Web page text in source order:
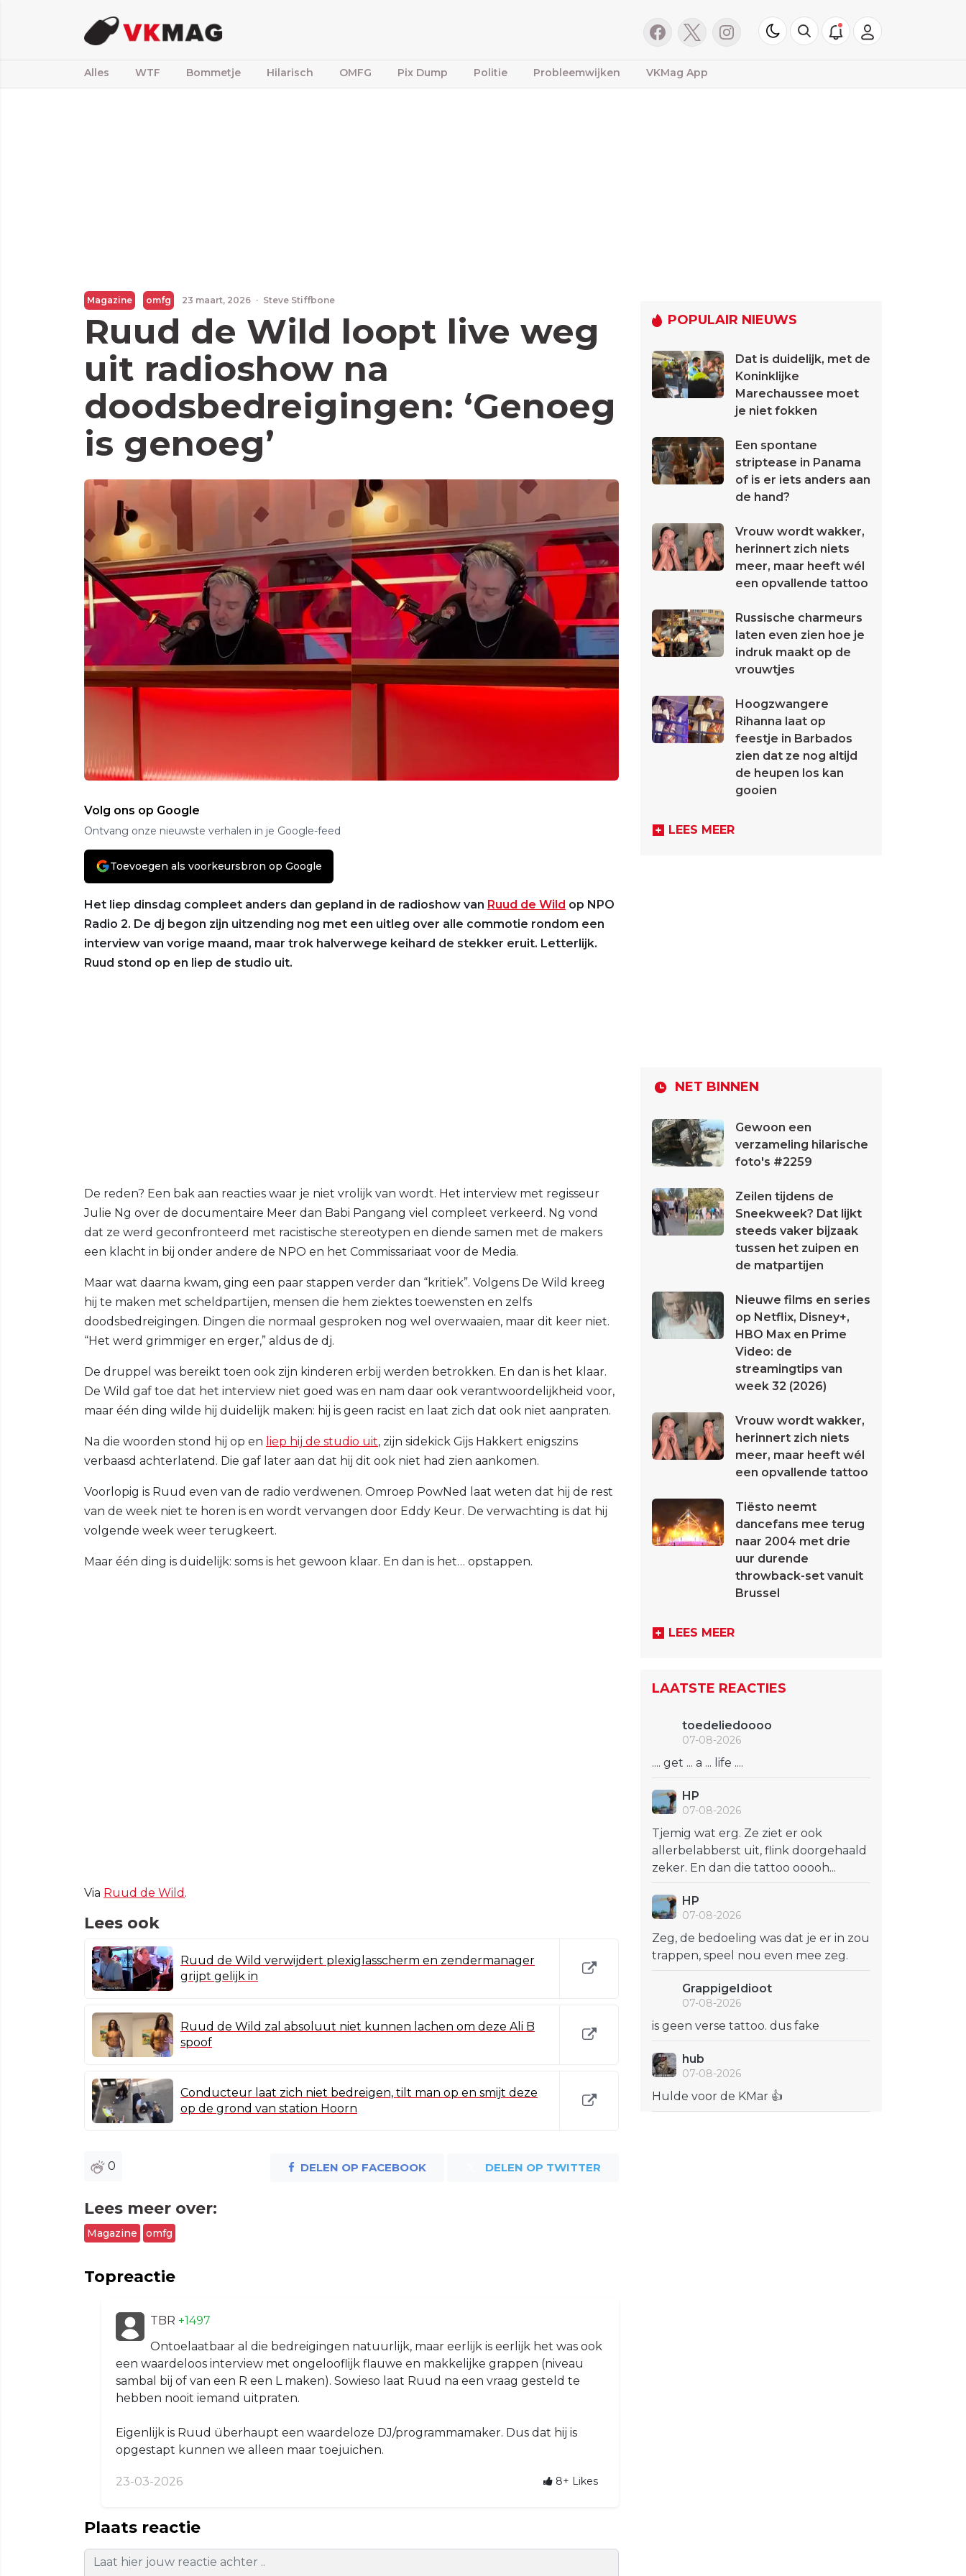
Alles WTF Bommetje Hilarisch OMFG Pix Dump Politie Probleemwijken VKMag App
Magazine omfg 23 maart, 2026 · Steve Stiffbone
Ruud de Wild loopt live weg
uit radioshow na
doodsbedreigingen: ‘Genoeg
is genoeg’
Volg ons op Google
Ontvang onze nieuwste verhalen in je Google-feed
Toevoegen als voorkeursbron op Google
Het liep dinsdag compleet anders dan gepland in de radioshow van Ruud de Wild op NPO
Radio 2. De dj begon zijn uitzending nog met een uitleg over alle commotie rondom een
interview van vorige maand, maar trok halverwege keihard de stekker eruit. Letterlijk.
Ruud stond op en liep de studio uit.
De reden? Een bak aan reacties waar je niet vrolijk van wordt. Het interview met regisseur
Julie Ng over de documentaire Meer dan Babi Pangang viel compleet verkeerd. Ng vond
dat ze werd geconfronteerd met racistische stereotypen en diende samen met de makers
een klacht in bij onder andere de NPO en het Commissariaat voor de Media.
Maar wat daarna kwam, ging een paar stappen verder dan “kritiek”. Volgens De Wild kreeg
hij te maken met scheldpartijen, mensen die hem ziektes toewensten en zelfs
doodsbedreigingen. Dingen die normaal gesproken nog wel overwaaien, maar dit keer niet.
“Het werd grimmiger en erger,” aldus de dj.
De druppel was bereikt toen ook zijn kinderen erbij werden betrokken. En dan is het klaar.
De Wild gaf toe dat het interview niet goed was en nam daar ook verantwoordelijkheid voor,
maar één ding wilde hij duidelijk maken: hij is geen racist en laat zich dat ook niet aanpraten.
Na die woorden stond hij op en liep hij de studio uit, zijn sidekick Gijs Hakkert enigszins
verbaasd achterlatend. Die gaf later aan dat hij dit ook niet had zien aankomen.
Voorlopig is Ruud even van de radio verdwenen. Omroep PowNed laat weten dat hij de rest
van de week niet te horen is en wordt vervangen door Eddy Keur. De verwachting is dat hij
volgende week weer terugkeert.
Maar één ding is duidelijk: soms is het gewoon klaar. En dan is het… opstappen.
Via Ruud de Wild .
Lees ook
Ruud de Wild verwijdert plexiglasscherm en zendermanager
grijpt gelijk in
Ruud de Wild zal absoluut niet kunnen lachen om deze Ali B
spoof
Conducteur laat zich niet bedreigen, tilt man op en smijt deze
op de grond van station Hoorn
0 DELEN OP FACEBOOK DELEN OP TWITTER
Lees meer over:
Magazine omfg
Topreactie
TBR +1497
Ontoelaatbaar al die bedreigingen natuurlijk, maar eerlijk is eerlijk het was ook
een waardeloos interview met ongelooflijk flauwe en makkelijke grappen (niveau
sambal bij of van een R een L maken). Sowieso laat Ruud na een vraag gesteld te
hebben nooit iemand uitpraten.
Eigenlijk is Ruud überhaupt een waardeloze DJ/programmamaker. Dus dat hij is
opgestapt kunnen we alleen maar toejuichen.
23-03-2026 8+ Likes
Plaats reactie
POPULAIR NIEUWS
Dat is duidelijk, met de
Koninklijke
Marechaussee moet
je niet fokken
Een spontane
striptease in Panama
of is er iets anders aan
de hand?
Vrouw wordt wakker,
herinnert zich niets
meer, maar heeft wél
een opvallende tattoo
Russische charmeurs
laten even zien hoe je
indruk maakt op de
vrouwtjes
Hoogzwangere
Rihanna laat op
feestje in Barbados
zien dat ze nog altijd
de heupen los kan
gooien
LEES MEER
NET BINNEN
Gewoon een
verzameling hilarische
foto's #2259
Zeilen tijdens de
Sneekweek? Dat lijkt
steeds vaker bijzaak
tussen het zuipen en
de matpartijen
Nieuwe films en series
op Netflix, Disney+,
HBO Max en Prime
Video: de
streamingtips van
week 32 (2026)
Vrouw wordt wakker,
herinnert zich niets
meer, maar heeft wél
een opvallende tattoo
Tiësto neemt
dancefans mee terug
naar 2004 met drie
uur durende
throwback-set vanuit
Brussel
LEES MEER
LAATSTE REACTIES
toedeliedoooo
07-08-2026
.... get ... a ... life ....
HP
07-08-2026
Tjemig wat erg. Ze ziet er ook
allerbelabberst uit, flink doorgehaald
zeker. En dan die tattoo ooooh...
HP
07-08-2026
Zeg, de bedoeling was dat je er in zou
trappen, speel nou even mee zeg.
GrappigeIdioot
07-08-2026
is geen verse tattoo. dus fake
hub
07-08-2026
Hulde voor de KMar 👍